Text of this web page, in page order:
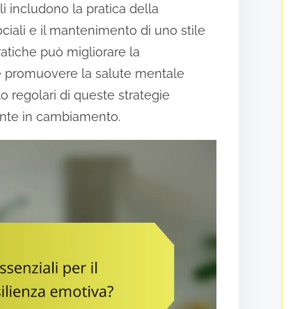
includono la pratica della
e il mantenimento di uno stile
può migliorare la
la salute mentale
regolari di queste strategie
in cambiamento.